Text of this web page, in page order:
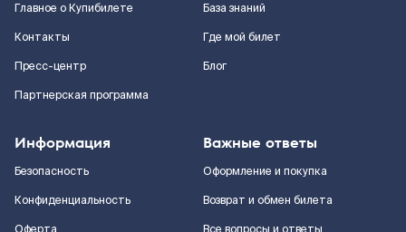
Главное о Купибилете
Контакты
Пресс-центр
Партнерская программа
База знаний
Где мой билет
Блог
Информация
Безопасность
Конфиденциальность
Важные ответы
Оформление и покупка
Возврат и обмен билета